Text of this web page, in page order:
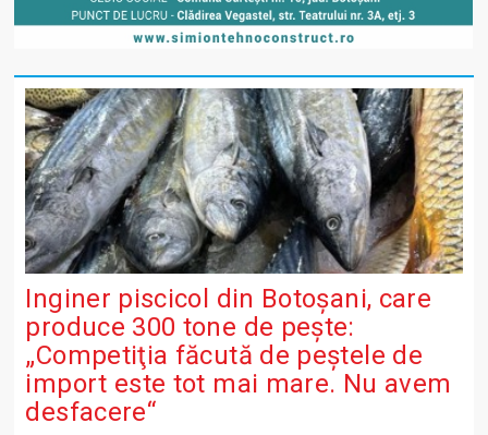
Inginer piscicol din Botoşani, care
produce 300 tone de peşte:
„Competiţia făcută de peştele de
import este tot mai mare. Nu avem
desfacere“